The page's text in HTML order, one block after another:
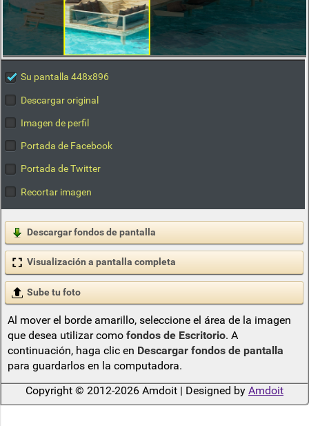
Su pantalla 448x896
Descargar original
Imagen de perfil
Portada de Facebook
Portada de Twitter
Recortar imagen
Descargar fondos de pantalla
Visualización a pantalla completa
Sube tu foto
Al mover el borde amarillo, seleccione el área de la imagen
que desea utilizar como fondos de Escritorio. A
continuación, haga clic en Descargar fondos de pantalla
para guardarlos en la computadora.
Copyright © 2012-2026 Amdoit | Designed by Amdoit